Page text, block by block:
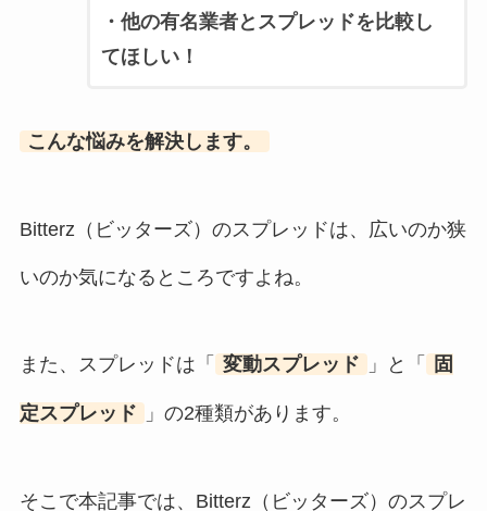
・他の有名業者とスプレッドを比較し
てほしい！
こんな悩みを解決します。
Bitterz（ビッターズ）のスプレッドは、広いのか狭
いのか気になるところですよね。
また、スプレッドは「 変動スプレッド 」と「 固
定スプレッド 」の2種類があります。
そこで本記事では、Bitterz（ビッターズ）のスプレ